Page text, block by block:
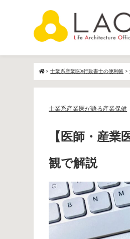
>士業系産業医X行政書士の便利帳 >
士業系産業医が語る産業保健
【医師・産
観で解説